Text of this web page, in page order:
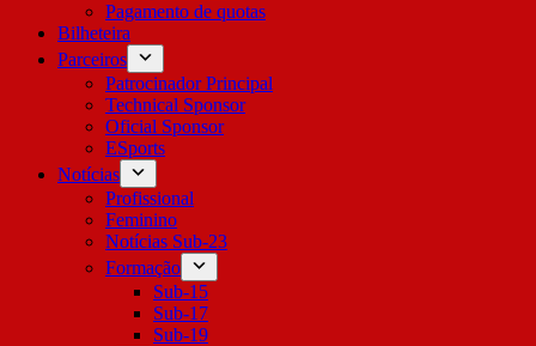
Pagamento de quotas
Bilheteira
Parceiros
Patrocinador Principal
Technical Sponsor
Oficial Sponsor
ESports
Notícias
Profissional
Feminino
Notícias Sub-23
Formação
Sub-15
Sub-17
Sub-19